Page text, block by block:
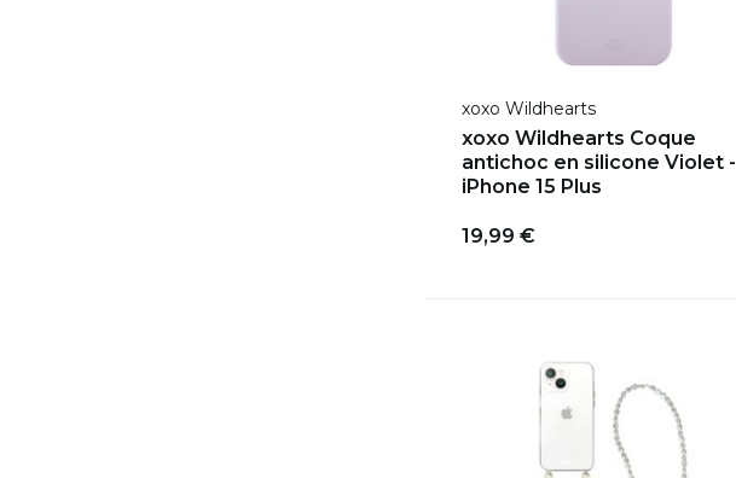
xoxo Wildhearts
xoxo Wildhearts Coque
antichoc en silicone Violet -
iPhone 15 Plus
19,99 €